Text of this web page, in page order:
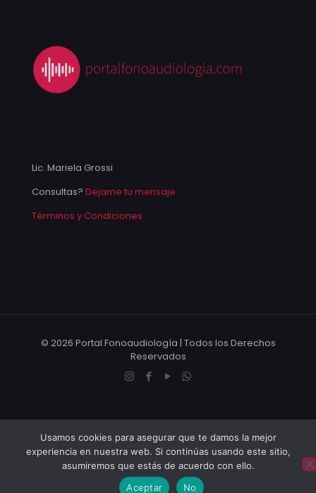
Lic. Mariela Grossi
Consultas? Dejame tu mensaje
Términos y Condiciones
© 2026 Portal Fonoaudiología | Todos los Derechos
Reservados
Usamos cookies para asegurar que te damos la mejor
experiencia en nuestra web. Si continúas usando este sitio,
asumiremos que estás de acuerdo con ello.
Aceptar
No